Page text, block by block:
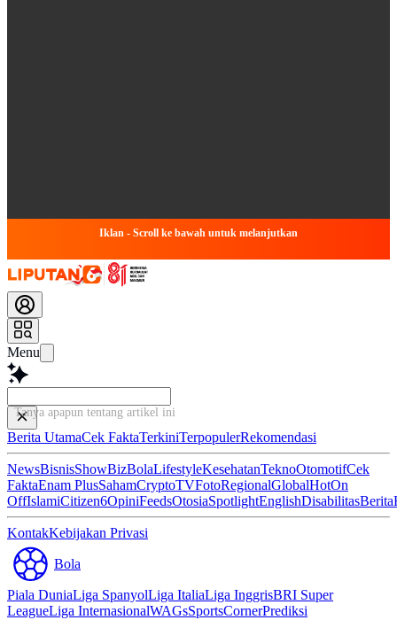
Iklan - Scroll ke bawah untuk melanjutkan
Menu
Tanya apapun tentang artikel ini
Berita UtamaCek FaktaTerkiniTerpopulerRekomendasi
NewsBisnisShowBizBolaLifestyleKesehatanTeknoOtomotifCek
FaktaEnam PlusSahamCryptoTVFotoRegionalGlobalHotOn
OffIslamiCitizen6OpiniFeedsOtosiaSpotlightEnglishDisabilitasBerita
KontakKebijakan Privasi
Bola
Piala DuniaLiga SpanyolLiga ItaliaLiga InggrisBRI Super
LeagueLiga InternasionalWAGsSportsCornerPrediksi